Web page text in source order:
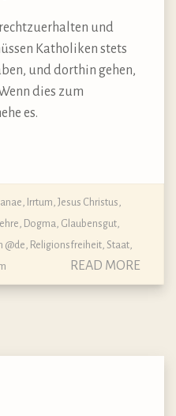
und
Katholiken stets
und dorthin gehen,
dies zum
es.
Irrtum Jesus Christus
Dogma, Glaubensgut
@de Religionsfreiheit Staat
READ MORE